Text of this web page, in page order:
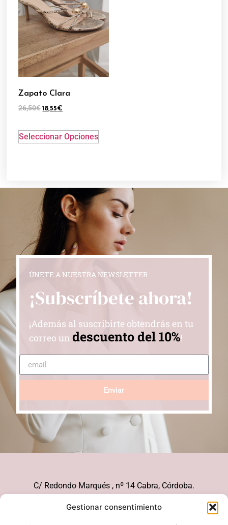
Gestionar consentimiento
Zapato Clara
26,50€ 18,55€
Seleccionar Opciones
ÚNETE A NUESTRA NEWSLETTER
¡Subscríbete ahora!
¡Además al suscribirte obtendrás en tu
correo un descuento del 10%!
Enviar
C/ Redondo Marqués , nº 14 Cabra, Córdoba.
626 21 51 10